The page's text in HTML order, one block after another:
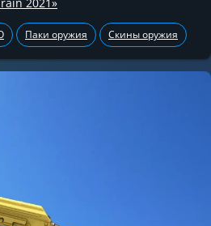
Паки оружия Скины оружия